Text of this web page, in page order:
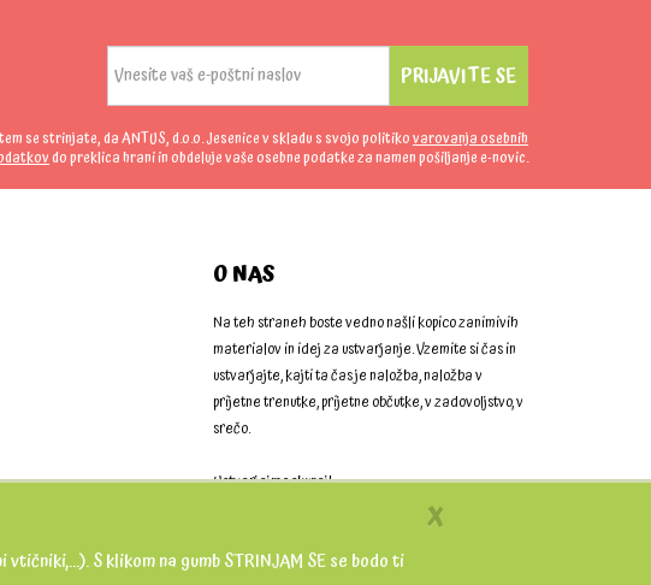
PRIJAVITE SE
se strinjate, da ANTUS, d.o.o. Jesenice v skladu s svojo politikovarovanja osebnih
do preklica hrani in obdeluje vaše osebne podatke za namen pošiljanje e-novic.
O NAS
Na teh straneh boste vedno našli kopico zanimivih
materialov in idej za ustvarjanje. Vzemite si čas in
ustvarjajte, kajti ta čas je naložba, naložba v
prijetne trenutke, prijetne občutke, v zadovoljstvo, v
srečo.
Ustvarjajmo skupaj!
X
S klikom na gumb STRINJAM SE se bodo ti